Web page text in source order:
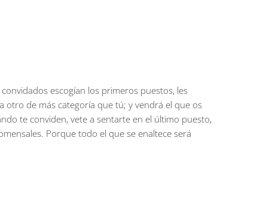
escogían los primeros puestos, les
otro de más categoría que tú; y vendrá el que os
te conviden, vete a sentarte en el último puesto,
Porque todo el que se enaltece será